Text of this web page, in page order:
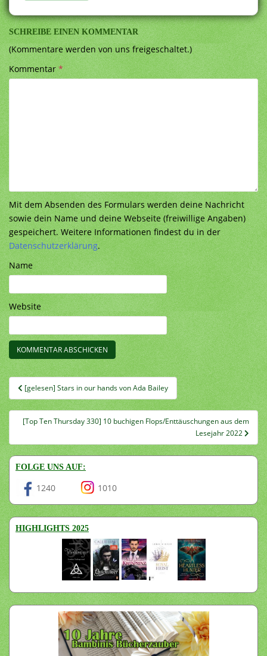
SCHREIBE EINEN KOMMENTAR
(Kommentare werden von uns freigeschaltet.)
Kommentar*
Mit dem Absenden des Formulars werden deine Nachricht
sowie dein Name und deine Webseite (freiwillige Angaben)
gespeichert. Weitere Informationen findest du in der
Datenschutzerklärung.
Name
Website
Beitragsnavigation
[gelesen] Stars in our hands von Ada Bailey
[Top Ten Thursday 330] 10 buchigen Flops/Enttäuschungen aus dem
Lesejahr 2022
FOLGE UNS AUF:
1240 1010
HIGHLIGHTS 2025